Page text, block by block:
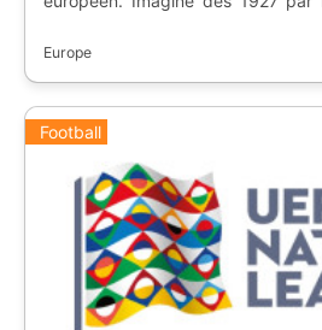
nations. La première édition a eu lieu en 1960 en France,
Europe
Football